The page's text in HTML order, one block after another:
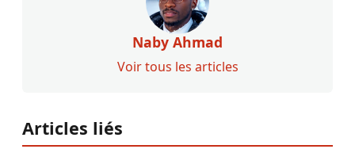
Naby Ahmad
Voir tous les articles
Articles liés